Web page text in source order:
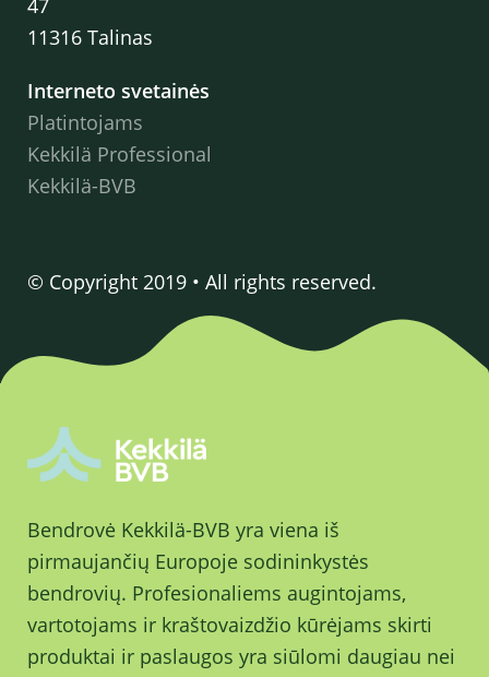
47
11316 Talinas
Interneto svetainės
Platintojams
Kekkilä Professional
Kekkilä-BVB
© Copyright 2019 • All rights reserved.
Bendrovė Kekkilä-BVB yra viena iš
pirmaujančių Europoje sodininkystės
bendrovių. Profesionaliems augintojams,
vartotojams ir kraštovaizdžio kūrėjams skirti
produktai ir paslaugos yra siūlomi daugiau nei